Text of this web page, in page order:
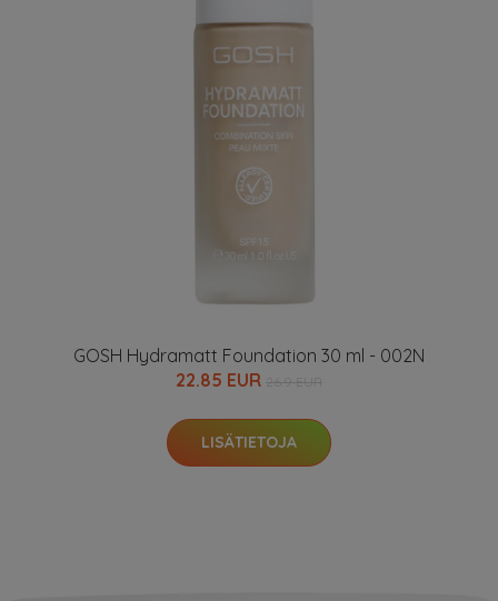
GOSH Hydramatt Foundation 30 ml - 002N
22.85 EUR
LISÄTIETOJA